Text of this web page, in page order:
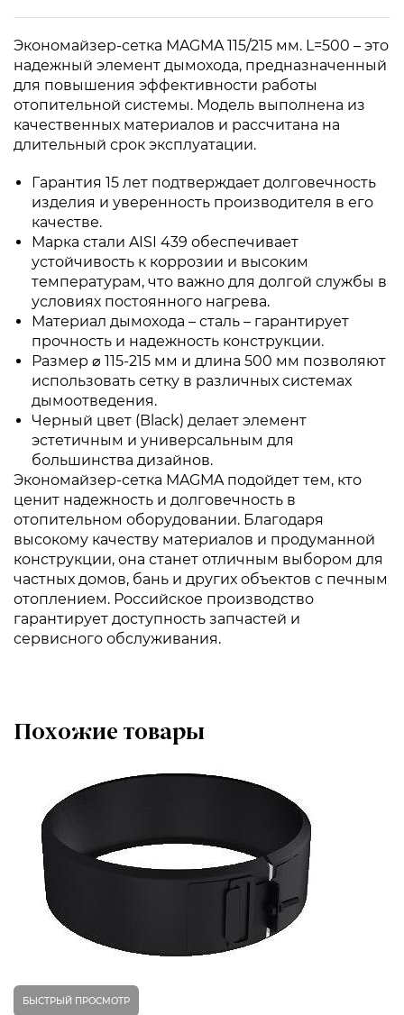
Экономайзер-сетка MAGMA 115/215 мм. L=500 – это
надежный элемент дымохода, предназначенный
для повышения эффективности работы
отопительной системы. Модель выполнена из
качественных материалов и рассчитана на
длительный срок эксплуатации.
Гарантия 15 лет подтверждает долговечность
изделия и уверенность производителя в его
качестве.
Марка стали AISI 439 обеспечивает
устойчивость к коррозии и высоким
температурам, что важно для долгой службы в
условиях постоянного нагрева.
Материал дымохода – сталь – гарантирует
прочность и надежность конструкции.
Размер ⌀ 115-215 мм и длина 500 мм позволяют
использовать сетку в различных системах
дымоотведения.
Черный цвет (Black) делает элемент
эстетичным и универсальным для
большинства дизайнов.
Экономайзер-сетка MAGMA подойдет тем, кто
ценит надежность и долговечность в
отопительном оборудовании. Благодаря
высокому качеству материалов и продуманной
конструкции, она станет отличным выбором для
частных домов, бань и других объектов с печным
отоплением. Российское производство
гарантирует доступность запчастей и
сервисного обслуживания.
Похожие товары
БЫСТРЫЙ ПРОСМОТР